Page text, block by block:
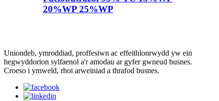
20%WP 25%WP
Uniondeb, ymroddiad, proffesiwn ac effeithlonrwydd yw ein
hegwyddorion sylfaenol a'r amodau ar gyfer gwneud busnes.
Croeso i ymweld, rhoi arweiniad a thrafod busnes.